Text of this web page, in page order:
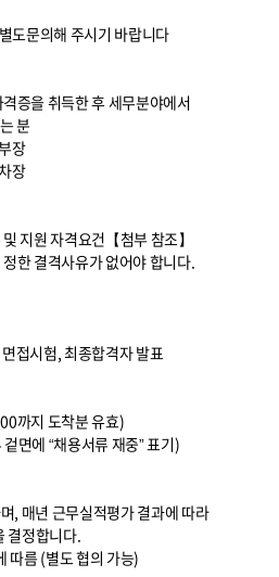
도문의해 주시기 바랍니다
증을 취득한 후 세무분야에서
분
장
장
지원 자격요건【첨부 참조】
한 결격사유가 없어야 합니다.
접시험, 최종합격자 발표
까지 도착분 유효)
면에 “채용서류 재중” 표기)
, 매년 근무실적평가 결과에 따라
결정합니다.
따름 (별도 협의 가능)